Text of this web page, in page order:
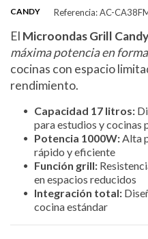
CANDY Referencia: AC-
El Microondas Grill
máxima potencia en
cocinas con espacio
rendimiento.
Capacidad 17 litros:
para estudios y cocinas
Potencia 1000W: Alta
rápido y eficiente
Función grill:
en espacios reducidos
Integración total:
cocina estándar